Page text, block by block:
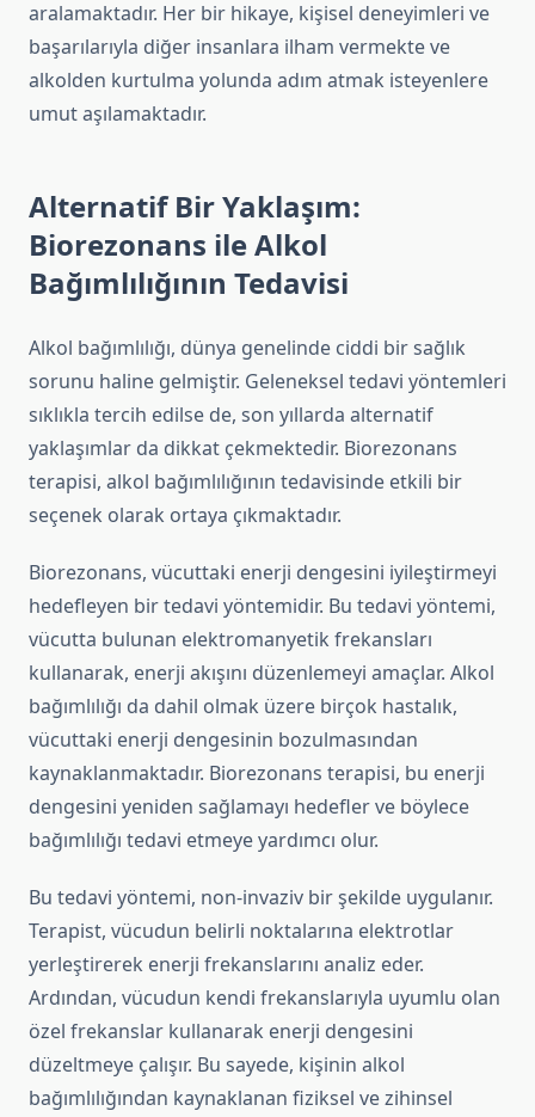
aralamaktadır. Her bir hikaye, kişisel deneyimleri ve
başarılarıyla diğer insanlara ilham vermekte ve
alkolden kurtulma yolunda adım atmak isteyenlere
umut aşılamaktadır.
Alternatif Bir Yaklaşım:
Biorezonans ile Alkol
Bağımlılığının Tedavisi
Alkol bağımlılığı, dünya genelinde ciddi bir sağlık
sorunu haline gelmiştir. Geleneksel tedavi yöntemleri
sıklıkla tercih edilse de, son yıllarda alternatif
yaklaşımlar da dikkat çekmektedir. Biorezonans
terapisi, alkol bağımlılığının tedavisinde etkili bir
seçenek olarak ortaya çıkmaktadır.
Biorezonans, vücuttaki enerji dengesini iyileştirmeyi
hedefleyen bir tedavi yöntemidir. Bu tedavi yöntemi,
vücutta bulunan elektromanyetik frekansları
kullanarak, enerji akışını düzenlemeyi amaçlar. Alkol
bağımlılığı da dahil olmak üzere birçok hastalık,
vücuttaki enerji dengesinin bozulmasından
kaynaklanmaktadır. Biorezonans terapisi, bu enerji
dengesini yeniden sağlamayı hedefler ve böylece
bağımlılığı tedavi etmeye yardımcı olur.
Bu tedavi yöntemi, non-invaziv bir şekilde uygulanır.
Terapist, vücudun belirli noktalarına elektrotlar
yerleştirerek enerji frekanslarını analiz eder.
Ardından, vücudun kendi frekanslarıyla uyumlu olan
özel frekanslar kullanarak enerji dengesini
düzeltmeye çalışır. Bu sayede, kişinin alkol
bağımlılığından kaynaklanan fiziksel ve zihinsel